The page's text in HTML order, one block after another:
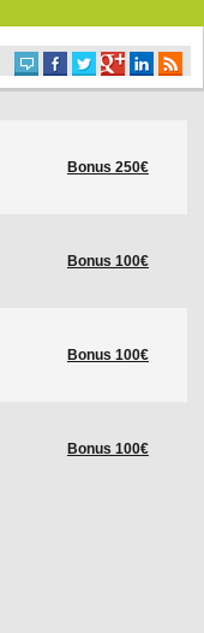
Bonus 250€
Bonus 100€
Bonus 100€
Bonus 100€